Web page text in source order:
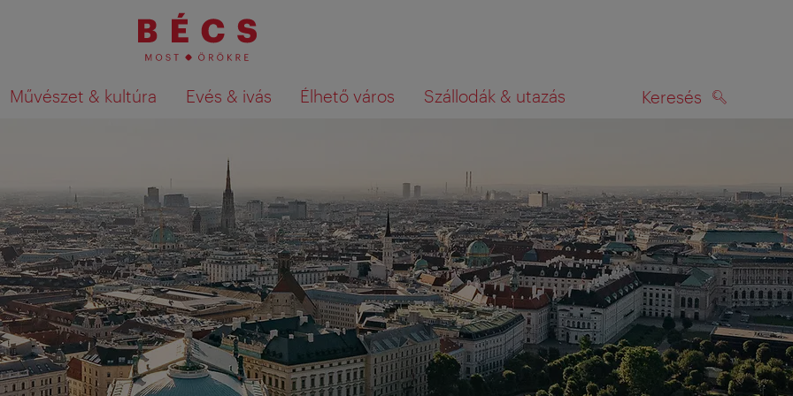
Művészet & kultúra Evés & ivás Élhető város Szállodák & utazás Keresés